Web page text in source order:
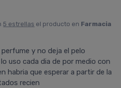
5 estrellas el producto en Farmacia
y no deja el pelo
uso cada dia de por medio con
habria que esperar a partir de la
recien